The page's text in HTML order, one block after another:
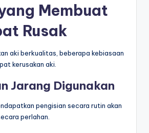
Membuat
Rusak
aki berkualitas, beberapa kebiasaan
kerusakan aki.
Jarang Digunakan
pengisian secara rutin akan
perlahan.